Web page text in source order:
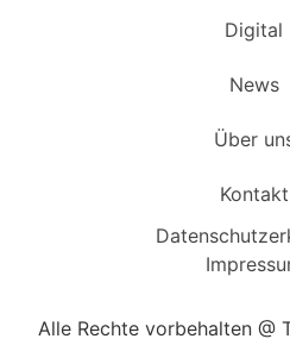
Digital
News
Über
Kontakt
Alle Rechte vorbehalten @